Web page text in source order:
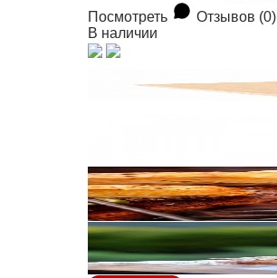
Посмотреть
Отзывов (0)
В наличии